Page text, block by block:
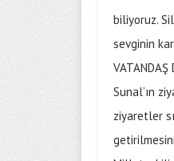
biliyoruz.
sevginin
VATANDAŞ
Sunal’ın
ziyaretler